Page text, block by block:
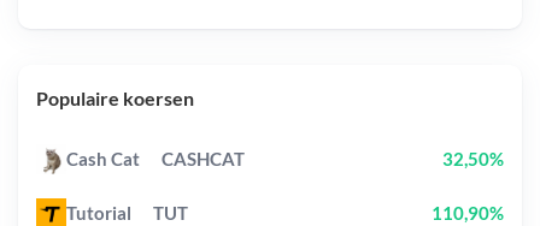
Populaire koersen
Cash Cat CASHCAT 32,50%
Tutorial TUT 110,90%